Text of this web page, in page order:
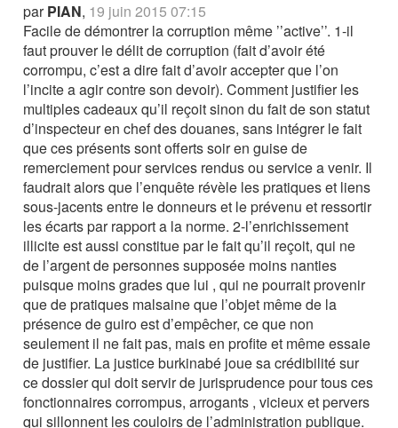
parPIAN, 19 juin 2015 07:15
Facile de démontrer la corruption même ’’active’’. 1-il
faut prouver le délit de corruption (fait d’avoir été
corrompu, c’est a dire fait d’avoir accepter que l’on
l’incite a agir contre son devoir). Comment justifier les
multiples cadeaux qu’il reçoit sinon du fait de son statut
d’inspecteur en chef des douanes, sans intégrer le fait
que ces présents sont offerts soir en guise de
remerciement pour services rendus ou service a venir. Il
faudrait alors que l’enquête révèle les pratiques et liens
sous-jacents entre le donneurs et le prévenu et ressortir
les écarts par rapport a la norme. 2-l’enrichissement
illicite est aussi constitue par le fait qu’il reçoit, qui ne
de l’argent de personnes supposée moins nanties
puisque moins grades que lui , qui ne pourrait provenir
que de pratiques malsaine que l’objet même de la
présence de guiro est d’empêcher, ce que non
seulement il ne fait pas, mais en profite et même essaie
de justifier. La justice burkinabé joue sa crédibilité sur
ce dossier qui doit servir de jurisprudence pour tous ces
fonctionnaires corrompus, arrogants , vicieux et pervers
qui sillonnent les couloirs de l’administration publique.